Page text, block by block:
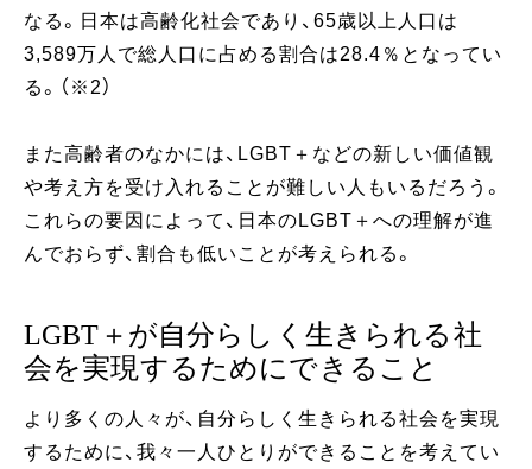
なる。日本は高齢化社会であり、65歳以上人口は
3,589万人で総人口に占める割合は28.4％となってい
る。（※2）
また高齢者のなかには、LGBT＋などの新しい価値観
や考え方を受け入れることが難しい人もいるだろう。
これらの要因によって、日本のLGBT＋への理解が進
んでおらず、割合も低いことが考えられる。
LGBT＋が自分らしく生きられる社
会を実現するためにできること
より多くの人々が、自分らしく生きられる社会を実現
するために、我々一人ひとりができることを考えてい